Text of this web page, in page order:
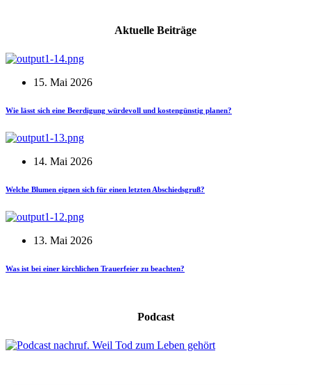
Aktuelle Beiträge
15. Mai 2026
Wie lässt sich eine Beerdigung würdevoll und kostengünstig planen?
14. Mai 2026
Welche Blumen eignen sich für einen letzten Abschiedsgruß?
13. Mai 2026
Was ist bei einer kirchlichen Trauerfeier zu beachten?
Podcast